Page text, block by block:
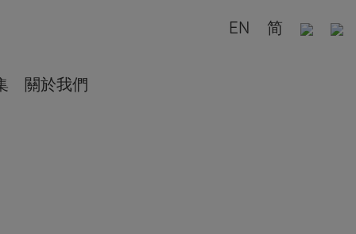
EN 简
關於我們